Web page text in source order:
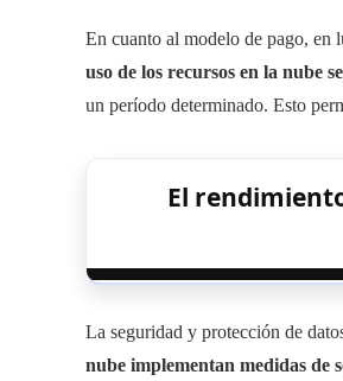
En cuanto al modelo de pago, en
uso de los recursos en la nube
un período determinado. Esto
El
La seguridad y protección de
nube implementan medidas de